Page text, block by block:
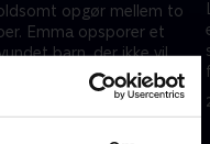
opgør mellem to
Emma opsporer et
barn, der ikke vil
sin identitet.
2025 • 45 min